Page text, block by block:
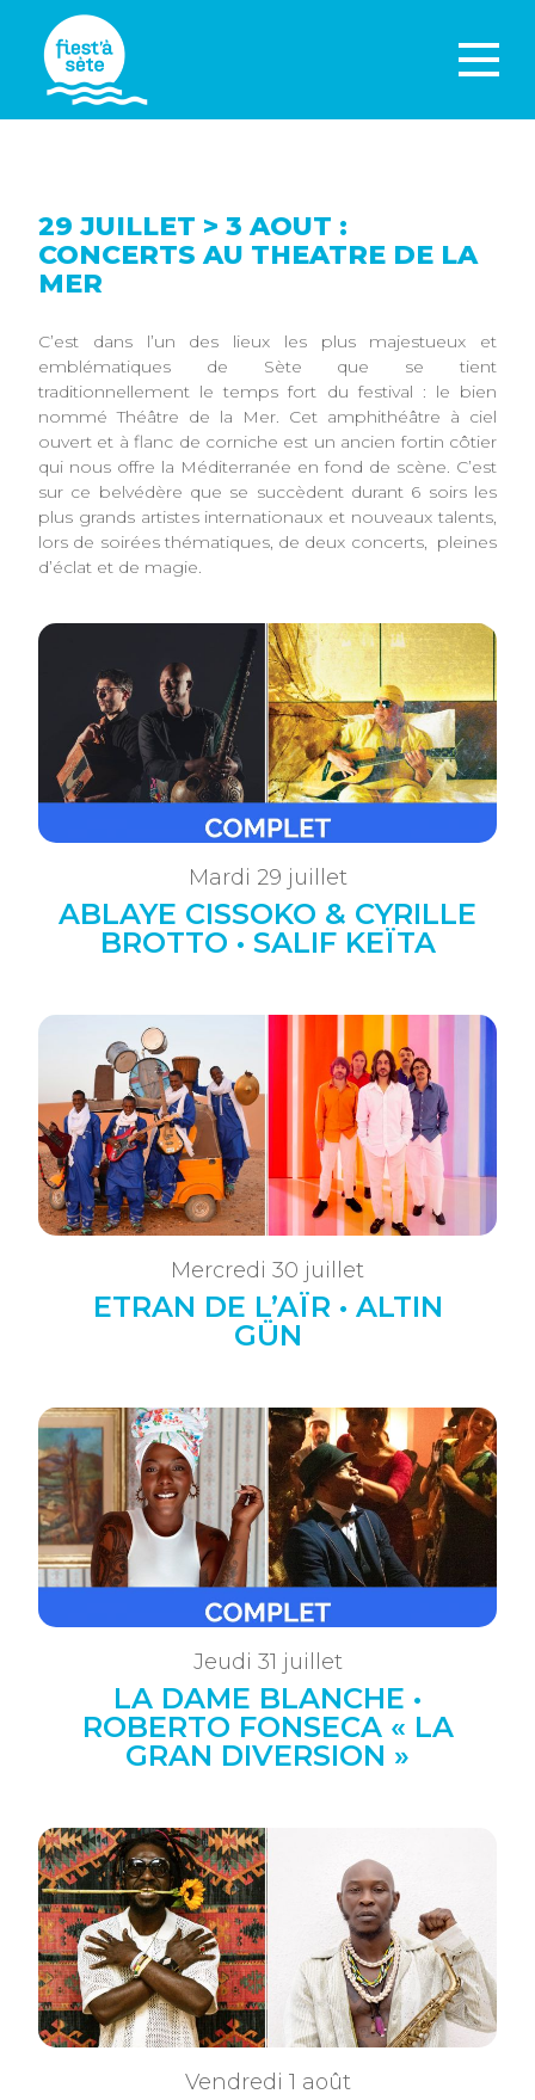
29 JUILLET > 3 AOUT :
CONCERTS AU THEATRE DE LA
MER
C’est dans l’un des lieux les plus majestueux et
emblématiques de Sète que se tient
traditionnellement le temps fort du festival : le bien
nommé Théâtre de la Mer. Cet amphithéâtre à ciel
ouvert et à flanc de corniche est un ancien fortin côtier
qui nous offre la Méditerranée en fond de scène. C’est
sur ce belvédère que se succèdent durant 6 soirs les
plus grands artistes internationaux et nouveaux talents,
lors de soirées thématiques, de deux concerts, pleines
d’éclat et de magie.
Mardi 29 juillet
ABLAYE CISSOKO & CYRILLE
BROTTO • SALIF KEÏTA
Mercredi 30 juillet
ETRAN DE L’AÏR • ALTIN
GÜN
Jeudi 31 juillet
LA DAME BLANCHE •
ROBERTO FONSECA « LA
GRAN DIVERSION »
Vendredi 1 août